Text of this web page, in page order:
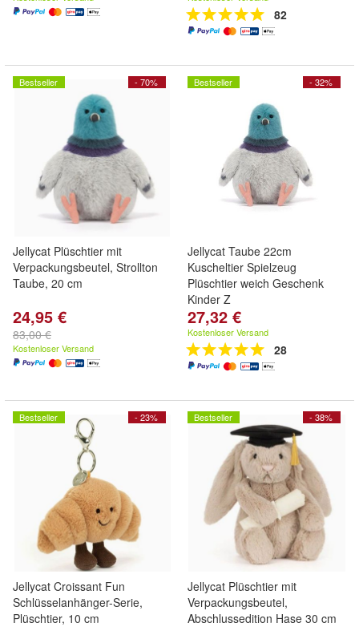
82
- 70%
Bestseller
Jellycat Plüschtier mit
Verpackungsbeutel, Strollton
Taube, 20 cm
24,95 €
83,00 €
Kostenloser Versand
- 32%
Bestseller
Jellycat Taube 22cm
Kuscheltier Spielzeug
Plüschtier weich Geschenk
Kinder Z
27,32 €
Kostenloser Versand
28
- 23%
Bestseller
Jellycat Croissant Fun
Schlüsselanhänger-Serie,
Plüschtier, 10 cm
- 38%
Bestseller
Jellycat Plüschtier mit
Verpackungsbeutel,
Abschlussedition Hase 30 cm